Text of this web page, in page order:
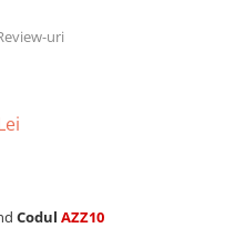
uri
Codul AZZ10